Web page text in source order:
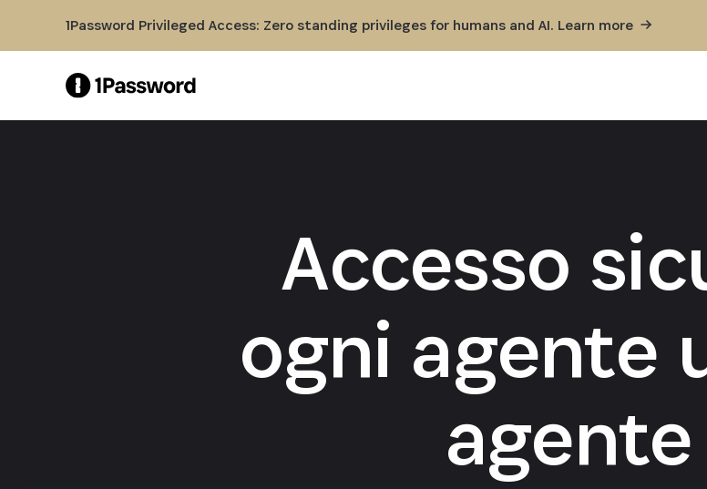
1Password Privileged Access: Zero standing privileges for humans and AI. Learn more
Accesso
ogni agente
agente